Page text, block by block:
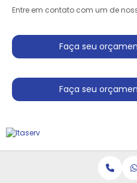
Entre em contato com um de
Faça seu
Faça seu